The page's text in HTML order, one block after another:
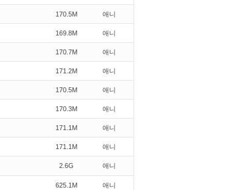
170.5M 애니
169.8M 애니
170.7M 애니
171.2M 애니
170.5M 애니
170.3M 애니
171.1M 애니
171.1M 애니
2.6G 애니
625.1M 애니